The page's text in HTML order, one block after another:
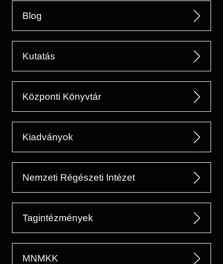
Blog
Kutatás
Központi Könyvtár
Kiadványok
Nemzeti Régészeti Intézet
Tagintézmények
MNMKK